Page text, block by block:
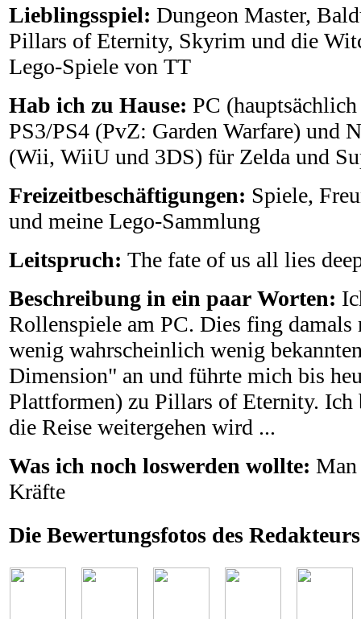
Lieblingsspiel: Dungeon Master,
Pillars of Eternity, Skyrim und die
Lego-Spiele von TT
Hab ich zu Hause: PC
PS3/PS4 (PvZ: Garden Warfare) und
(Wii, WiiU und 3DS) für Zelda und
Freizeitbeschäftigungen: Spiele,
und meine Lego-Sammlung
Leitspruch: The fate of us all lies
Beschreibung in ein paar Worten:
Rollenspiele am PC. Dies fing
wenig wahrscheinlich wenig
Dimension" an und führte mich bis
Plattformen) zu Pillars of Eternity. Ich
die Reise weitergehen wird ...
Was ich noch loswerden wollte: Man
Kräfte
Die Bewertungsfotos des